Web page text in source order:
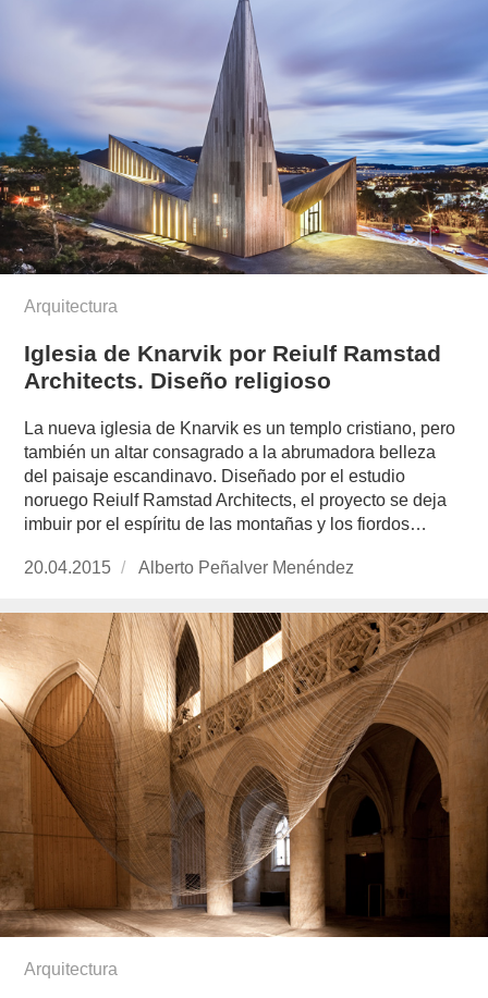
Arquitectura
Iglesia de Knarvik por Reiulf Ramstad
Architects. Diseño religioso
La nueva iglesia de Knarvik es un templo cristiano, pero
también un altar consagrado a la abrumadora belleza
del paisaje escandinavo. Diseñado por el estudio
noruego Reiulf Ramstad Architects, el proyecto se deja
imbuir por el espíritu de las montañas y los fiordos…
Publicado
20.04.2015
https://www.experimenta.es/author/alberto-
menendez/
Alberto Peñalver Menéndez
Arquitectura